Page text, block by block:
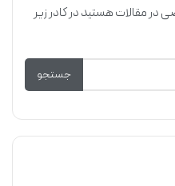
مقالات هستید در کادر زیر
جستجو